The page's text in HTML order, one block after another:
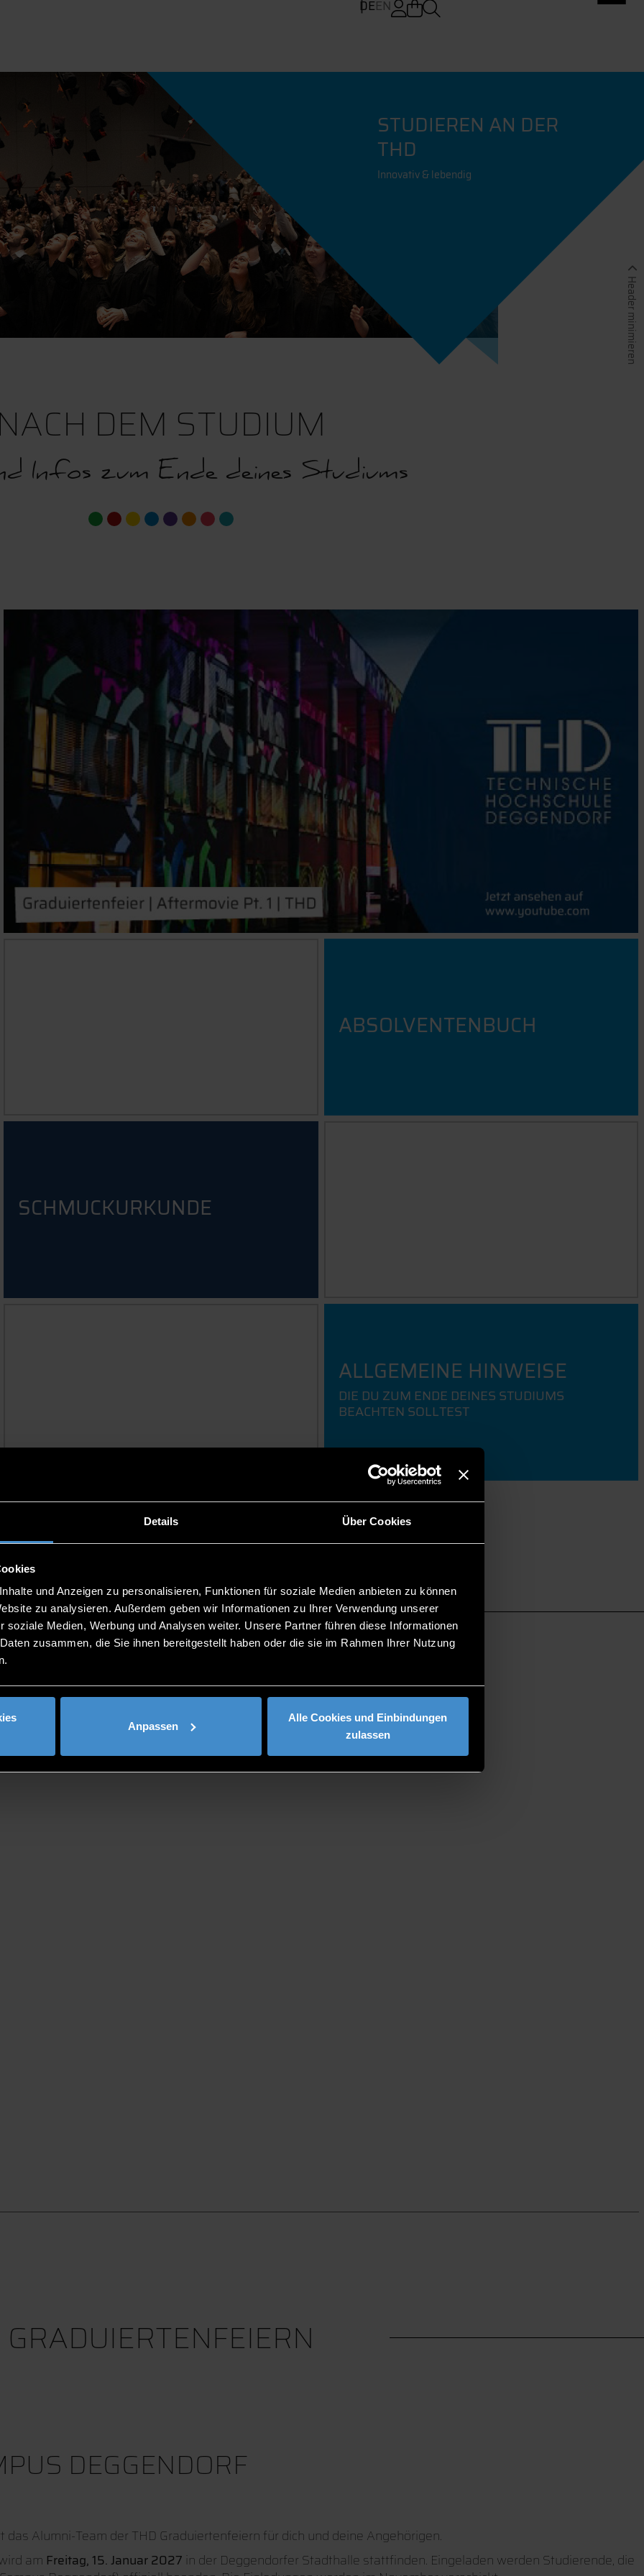
Details Über Cookies
und Anzeigen zu personalisieren, Funktionen für soziale Medien anbieten zu können
zu analysieren. Außerdem geben wir Informationen zu Ihrer Verwendung unserer
soziale Medien, Werbung und Analysen weiter. Unsere Partner führen diese Informationen
zusammen, die Sie ihnen bereitgestellt haben oder die sie im Rahmen Ihrer Nutzung
Anpassen
Alle Cookies und Einbindungen
zulassen
DEEN
STUDIEREN AN DER
THD
Innovativ & lebendig
Header minimieren
NACH DEM STUDIUM
Infos zum Ende deines Studiums
ABSOLVENTENBUCH
SCHMUCKURKUNDE
ALLGEMEINE HINWEISE
DIE DU ZUM ENDE DEINES STUDIUMS
BEACHTEN SOLLTEST
ABSOLVENTENBUCH
möchten, melden sich bitte beialumni@th-deg.de.
GRADUIERTENFEIERN
DEGGENDORF
Alumni-Team der THD Graduiertenfeiern für dich und deine Angehörigen.
am Freitag, 15. Januar 2027 in der Deggendorfer Stadthalle stattfinden. Eingeladen werden Studierende, die